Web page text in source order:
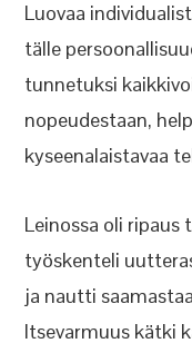
Luovaa
tälle
tunnetuksi
nopeudestaan,
kyseenalaistavaa
Leinossa oli ripaus
työskenteli
ja nautti
Itsevarmuus kätki